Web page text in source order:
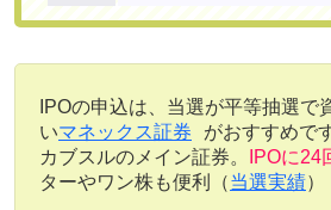
IPOの申込は、当選が平等抽選で
いマネックス証券 がおすすめで
カブスルのメイン証券。
IPOに24
ターやワン株も便利（当選実績）